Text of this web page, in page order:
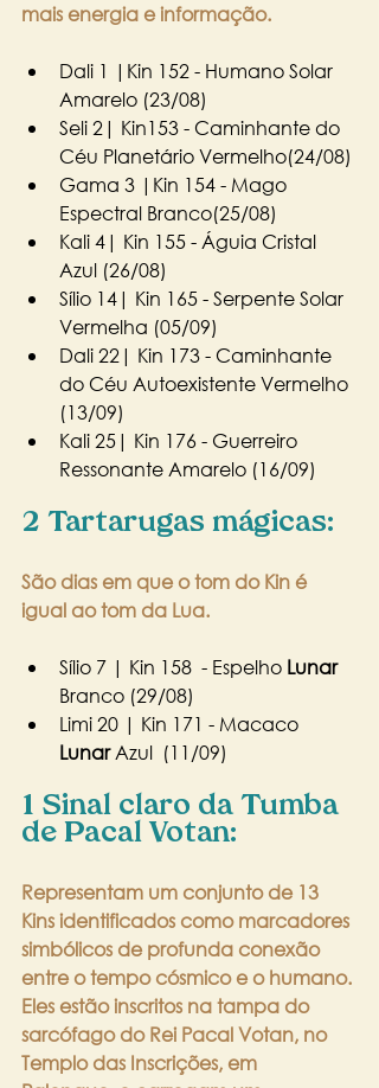
mais energia e informação.
Dali 1 |Kin 152 - Humano Solar
Amarelo (23/08)
Seli 2| Kin153 - Caminhante do
Céu Planetário Vermelho(24/08)
Gama 3 |Kin 154 - Mago
Espectral Branco(25/08)
Kali 4| Kin 155 - Águia Cristal
Azul (26/08)
Sílio 14| Kin 165 - Serpente Solar
Vermelha (05/09)
Dali 22| Kin 173 - Caminhante
do Céu Autoexistente Vermelho
(13/09)
Kali 25| Kin 176 - Guerreiro
Ressonante Amarelo (16/09)
2 Tartarugas mágicas:
São dias em que o tom do Kin é
igual ao tom da Lua.
Sílio 7 | Kin 158  - Espelho Lunar
Branco (29/08)
Limi 20 | Kin 171 - Macaco
Lunar Azul  (11/09)
1 Sinal claro da Tumba
de Pacal Votan:
Representam um conjunto de 13
Kins identificados como marcadores
simbólicos de profunda conexão
entre o tempo cósmico e o humano.
Eles estão inscritos na tampa do
sarcófago do Rei Pacal Votan, no
Templo das Inscrições, em